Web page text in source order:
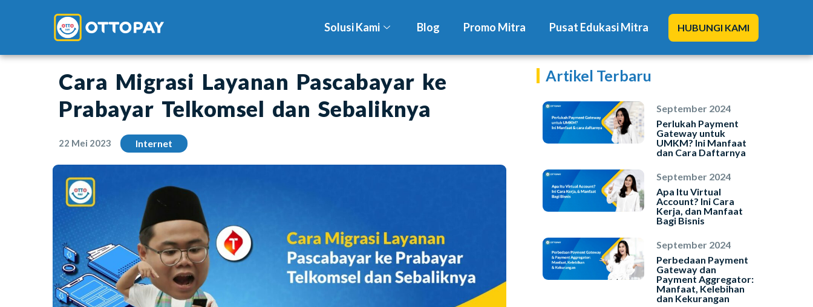
Solusi Kami Blog Promo Mitra Pusat Edukasi Mitra HUBUNGI KAMI
Cara Migrasi Layanan Pascabayar ke
Prabayar Telkomsel dan Sebaliknya
22 Mei 2023 Internet
Artikel Terbaru
September 2024
Perlukah Payment
Gateway untuk
UMKM? Ini Manfaat
dan Cara Daftarnya
September 2024
Apa Itu Virtual
Account? Ini Cara
Kerja, dan Manfaat
Bagi Bisnis
September 2024
Perbedaan Payment
Gateway dan
Payment Aggregator:
Manfaat, Kelebihan
dan Kekurangan
Solusi Kami
Promo Mitra
Pusat Edukasi Mitra
INSTAL SEKARANG